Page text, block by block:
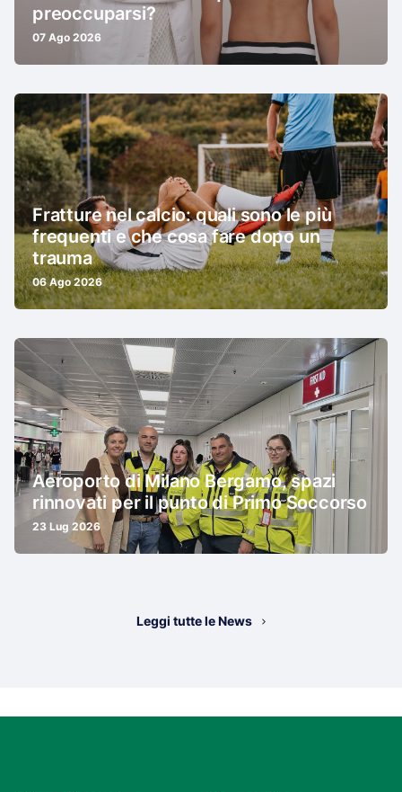
preoccuparsi?
07 Ago 2026
Fratture nel calcio: quali sono le più
frequenti e che cosa fare dopo un
trauma
06 Ago 2026
Aeroporto di Milano Bergamo, spazi
rinnovati per il punto di Primo Soccorso
23 Lug 2026
Leggi tutte le News